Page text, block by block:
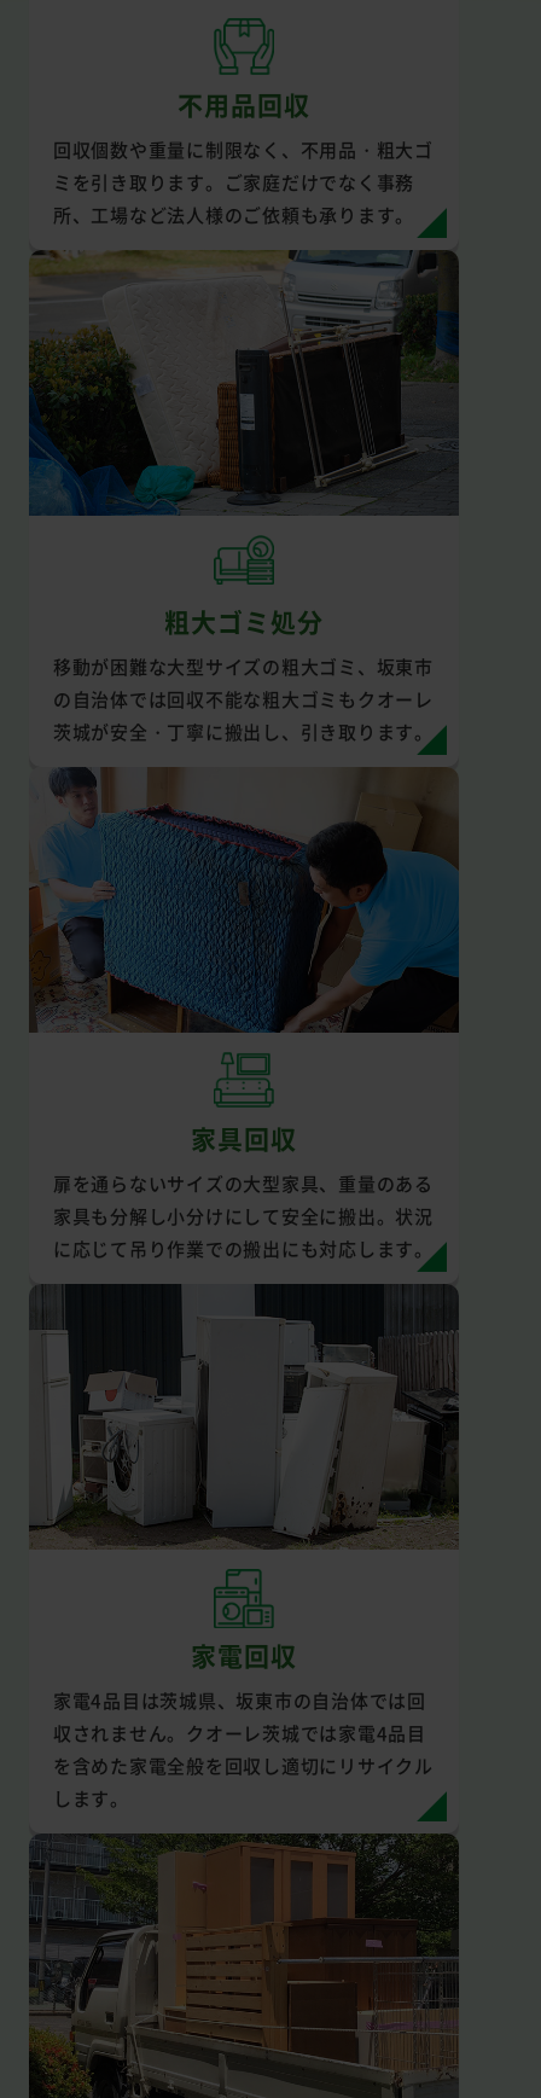
不用品回収
回収個数や重量に制限なく、不用品・粗大ゴ
ミを引き取ります。ご家庭だけでなく事務
所、工場など法人様のご依頼も承ります。
粗大ゴミ処分
移動が困難な大型サイズの粗大ゴミ、坂東市
の自治体では回収不能な粗大ゴミもクオーレ
茨城が安全・丁寧に搬出し、引き取ります。
家具回収
扉を通らないサイズの大型家具、重量のある
家具も分解し小分けにして安全に搬出。状況
に応じて吊り作業での搬出にも対応します。
家電回収
家電4品目は茨城県、坂東市の自治体では回
収されません。クオーレ茨城では家電4品目
を含めた家電全般を回収し適切にリサイクル
します。